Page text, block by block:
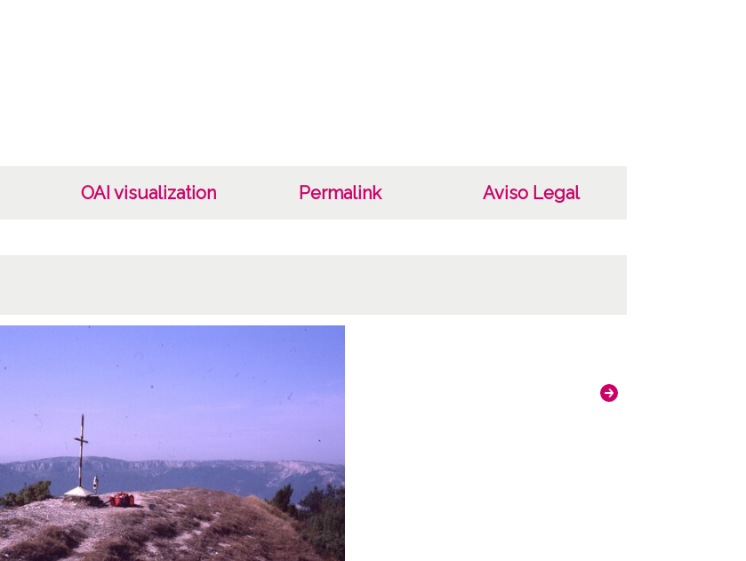
OAI visualization Permalink Aviso Legal